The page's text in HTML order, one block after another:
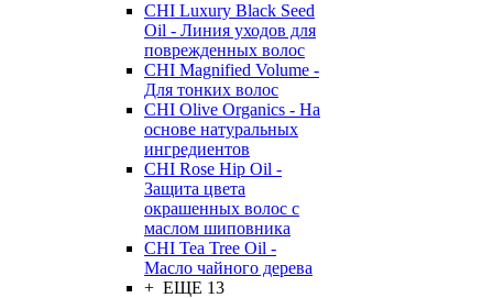
CHI Luxury Black Seed
Oil - Линия уходов для
поврежденных волос
CHI Magnified Volume -
Для тонких волос
CHI Olive Organics - На
основе натуральных
ингредиентов
CHI Rose Hip Oil -
Защита цвета
окрашенных волос с
маслом шиповника
CHI Tea Tree Oil -
Масло чайного дерева
+ ЕЩЕ 13